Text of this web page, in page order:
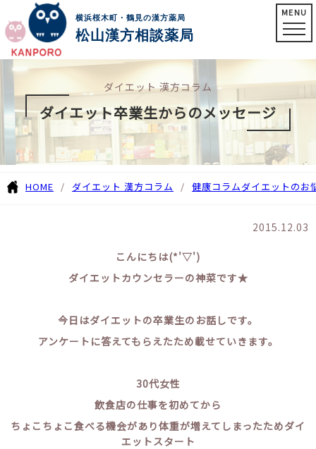
横浜桜木町・鶴見の漢方薬局
松山漢方相談薬局
MENU
ダイエット 漢方コラム
ダイエット卒業生からのメッセージ
HOME ダイエット 漢方コラム 健康コラムダイエットのお
2015.12.03
こんにちは(*'▽')
ダイエットカウンセラーの神菜です★
今日はダイエットの卒業生のお話しです。
アンケートに答えてもらえたため載せていきます。
30代女性
飲食店の仕事を初めてから
ちょこちょこ食べる機会があり体重が増えてしまったためダイ
エットスタート